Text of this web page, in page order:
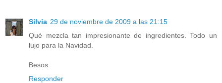
Silvia 29 de noviembre de 2009 a las 21:15
Qué mezcla tan impresionante de ingredientes. Todo un
lujo para la Navidad.
Besos.
Responder